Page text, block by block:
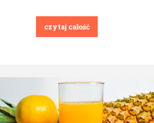
czytaj całość